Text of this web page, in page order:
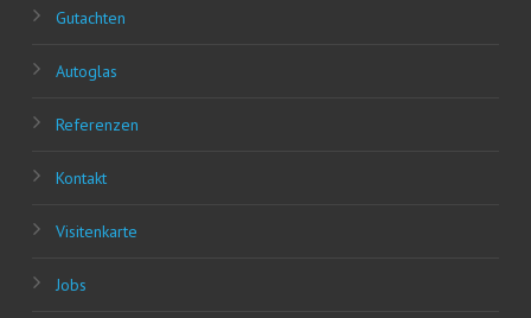
Gut­ach­ten
Auto­glas
Refe­ren­zen
Kon­takt
Visi­ten­kar­te
Jobs